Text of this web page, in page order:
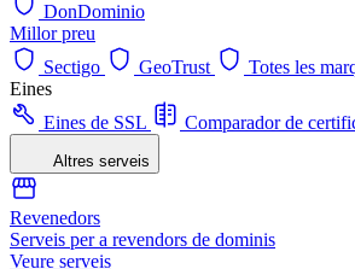
DonDominio
Millor preu
Sectigo
GeoTrust
Totes les
Eines
Eines de SSL
Comparador de
Altres serveis
Revenedors
Serveis per a revendors de dominis
Veure serveis